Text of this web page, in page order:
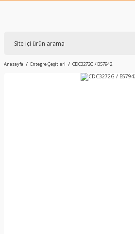
Anasayfa Entegre Çeşitleri CDC3272G / B57942